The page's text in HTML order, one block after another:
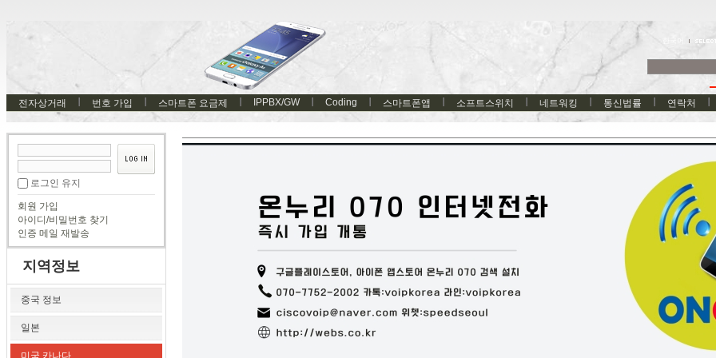
전자상거래 번호 가입 스마트폰 요금제 IPPBX/GW Coding 스마트폰앱 소프트스위치 네트워킹 통신법률 연락처
로그인 유지
회원 가입
아이디/비밀번호 찾기
인증 메일 재발송
지역정보
중국 정보
일본
미국 카나다